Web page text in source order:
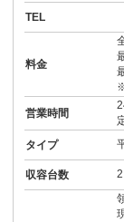
TEL
料金
営業時間
タイプ
収容台数